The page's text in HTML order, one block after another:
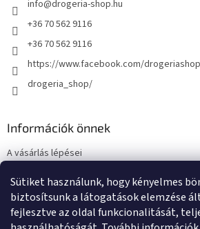
Sütiket használunk, hogy kényelmes
biztosítsunk a látogatások elemzése
fejlesztve az oldal funkcionalitását,
info@drogeria-shop.hu
+36 70 562 9116
+36 70 562 9116
https://www.facebook.com/
drogeria_shop/
Információk önnek
A vásárlás lépései
Adatkezelési tájékoztató
Elérhetőségek